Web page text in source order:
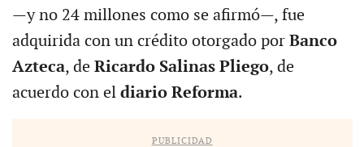
—y no 24 millones como se afirmó—, fue
adquirida con un crédito otorgado por Banco
Azteca, de Ricardo Salinas Pliego, de
acuerdo con el diario Reforma.
PUBLICIDAD